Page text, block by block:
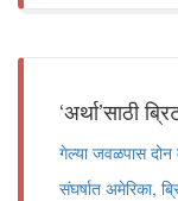
‘अर्था’साठी
गेल्या जवळपास
संघर्षात अमेरिका,